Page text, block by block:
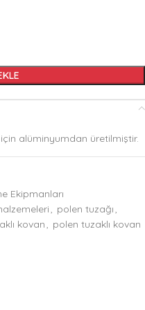
alüminyumdan üretilmiştir.
Ekipmanları
, polen tuzağı,
kovan, polen tuzaklı kovan